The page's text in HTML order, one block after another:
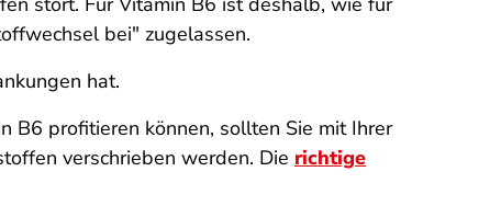
bei" zugelassen.
hat.
B6 profitieren können, sollten Sie mit Ihrer
verschrieben werden. Die richtige